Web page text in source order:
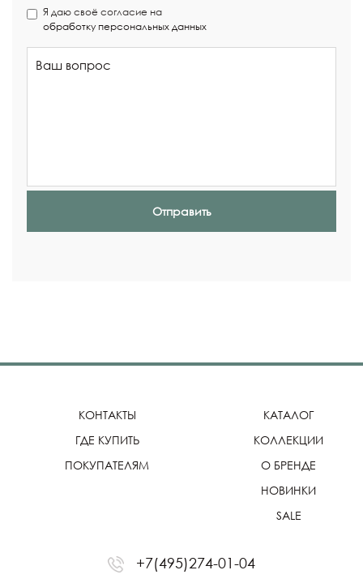
Я даю своё согласие на
обработку персональных данных
Отправить
КОНТАКТЫ
ГДЕ КУПИТЬ
ПОКУПАТЕЛЯМ
КАТАЛОГ
КОЛЛЕКЦИИ
О БРЕНДЕ
НОВИНКИ
SALE
+7(495)274-01-04